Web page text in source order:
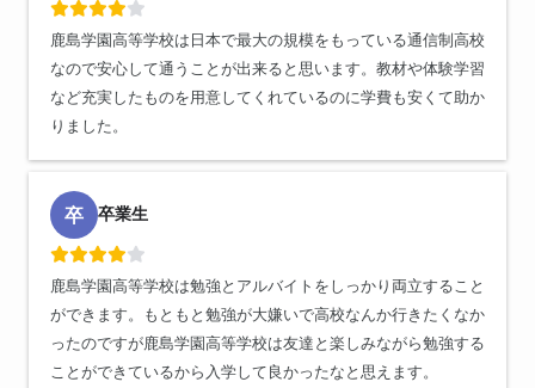
鹿島学園高等学校は日本で最大の規模をもっている通信制高校
なので安心して通うことが出来ると思います。教材や体験学習
など充実したものを用意してくれているのに学費も安くて助か
りました。
卒 卒業生
鹿島学園高等学校は勉強とアルバイトをしっかり両立すること
ができます。もともと勉強が大嫌いで高校なんか行きたくなか
ったのですが鹿島学園高等学校は友達と楽しみながら勉強する
ことができているから入学して良かったなと思えます。